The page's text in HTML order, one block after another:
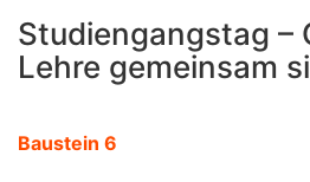
Studiengangstag –
Lehre gemeinsam
Baustein 6